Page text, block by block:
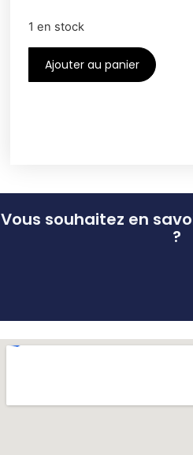
1 en stock
Ajouter au panier
Vous souhaitez en
?